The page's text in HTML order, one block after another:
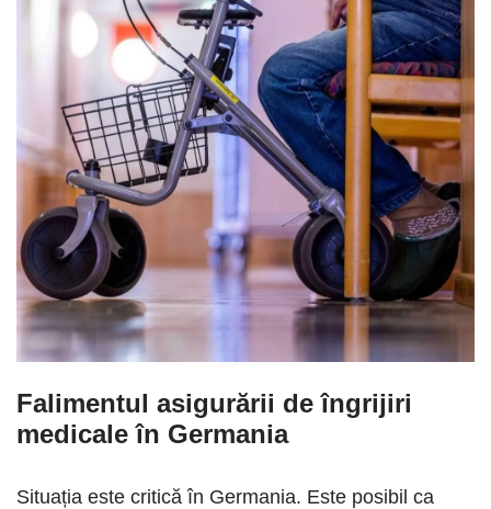
Falimentul asigurării de îngrijiri
medicale în Germania
Situația este critică în Germania. Este posibil ca